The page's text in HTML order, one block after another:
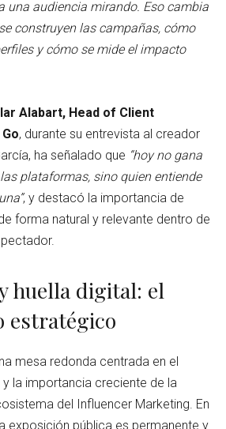
una audiencia mirando. Eso cambia
construyen las campañas, cómo
y cómo se mide el impacto
Alabart, Head of Client
, durante su entrevista al creador
ha señalado que “hoy no gana
plataformas, sino quien entiende
, y destacó la importancia de
forma natural y relevante dentro de
huella digital: el
estratégico
mesa redonda centrada en el
la importancia creciente de la
del Influencer Marketing. En
exposición pública es permanente y